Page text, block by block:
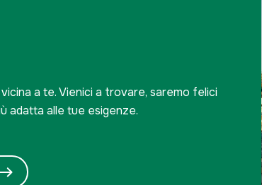
a te. Vienici a trovare, saremo felici
adatta alle tue esigenze.